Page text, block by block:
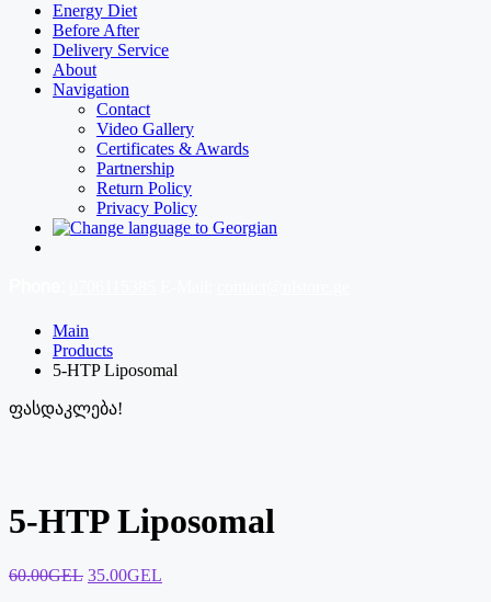
Energy Diet
Before After
Delivery Service
About
Navigation
Contact
Video Gallery
Certificates & Awards
Partnership
Return Policy
Privacy Policy
Main
Products
5-HTP Liposomal
ფასდაკლება!
5-HTP Liposomal
60.00GEL Original
35.00GEL